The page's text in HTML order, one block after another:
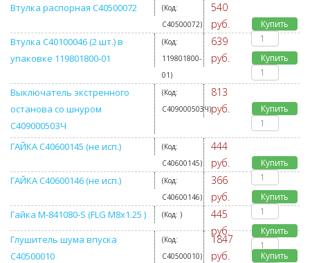
Втулка распорная C40500072
(Код:
C40500072)
540
руб.
Купить
Втулка С40100046 (2 шт.) в
упаковке 119801800-01
(Код:
119801800-
01)
639
руб.
Купить
Выключатель экстренного
останова со шнуром
C40900050ЗЧ
(Код:
C40900050ЗЧ)
813
руб.
Купить
ГАЙКА C40600145 (не исп.)
(Код:
C40600145)
444
руб.
Купить
ГАЙКА C40600146 (не исп.)
(Код:
C40600146)
366
руб.
Купить
Гайка M-841080-S (FLG M8x1.25 ) (Код: )
445
руб.
Купить
Глушитель шума впуска
C40500010
(Код:
C40500010)
1847
руб.
Купить